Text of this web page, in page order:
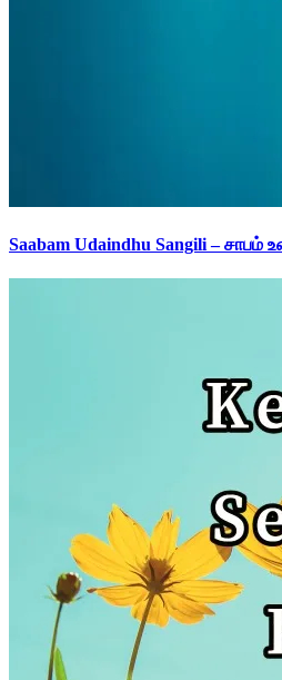
Saabam Udaindhu Sangili – சாபம்